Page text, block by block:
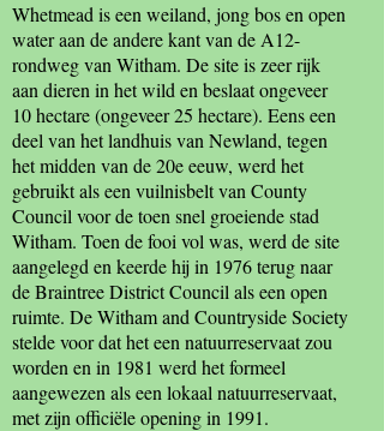
Whetmead is een weiland, jong bos en open
water aan de andere kant van de A12-
rondweg van Witham. De site is zeer rijk
aan dieren in het wild en beslaat ongeveer
10 hectare (ongeveer 25 hectare). Eens een
deel van het landhuis van Newland, tegen
het midden van de 20e eeuw, werd het
gebruikt als een vuilnisbelt van County
Council voor de toen snel groeiende stad
Witham. Toen de fooi vol was, werd de site
aangelegd en keerde hij in 1976 terug naar
de Braintree District Council als een open
ruimte. De Witham and Countryside Society
stelde voor dat het een natuurreservaat zou
worden en in 1981 werd het formeel
aangewezen als een lokaal natuurreservaat,
met zijn officiële opening in 1991.